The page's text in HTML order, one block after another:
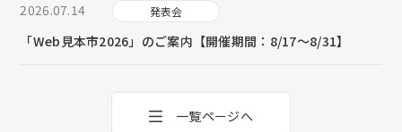
2026.07.14 発表会
「Web見本市2026」のご案内【開催期間：8/17～8/31】
一覧ページへ